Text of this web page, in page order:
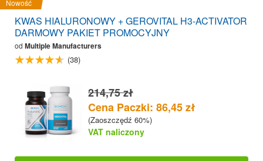
Nowość
KWAS HIALURONOWY + GEROVITAL H3-ACTIVATOR
DARMOWY PAKIET PROMOCYJNY
od Multiple Manufacturers
(38)
214,75 zł
Cena Paczki: 86,45 zł
(Zaoszczędź 60%)
VAT naliczony